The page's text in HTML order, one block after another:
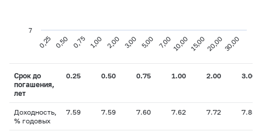
0,25 0,50 0,75 1,00 2,00 3,00 5,00 7,00 10,00 15,0020,0030,00
7
Срок до
погашения,
лет
0.25 0.50 0.75 1.00 2.00 3.00
Доходность,
% годовых
7.59 7.59 7.60 7.62 7.72 7.85